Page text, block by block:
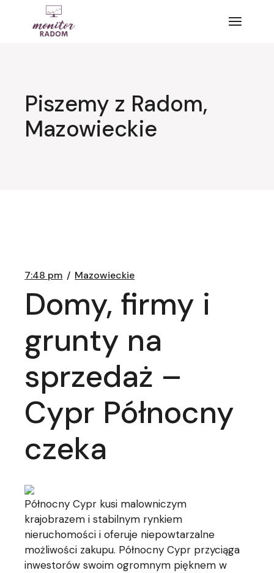
Piszemy z Radom,
Mazowieckie
7:48 pm Mazowieckie
Domy, firmy i
grunty na
sprzedaż –
Cypr Północny
czeka
Północny Cypr kusi malowniczym
krajobrazem i stabilnym rynkiem
nieruchomości i oferuje niepowtarzalne
możliwości zakupu. Północny Cypr przyciąga
inwestorów swoim ogromnym pięknem w